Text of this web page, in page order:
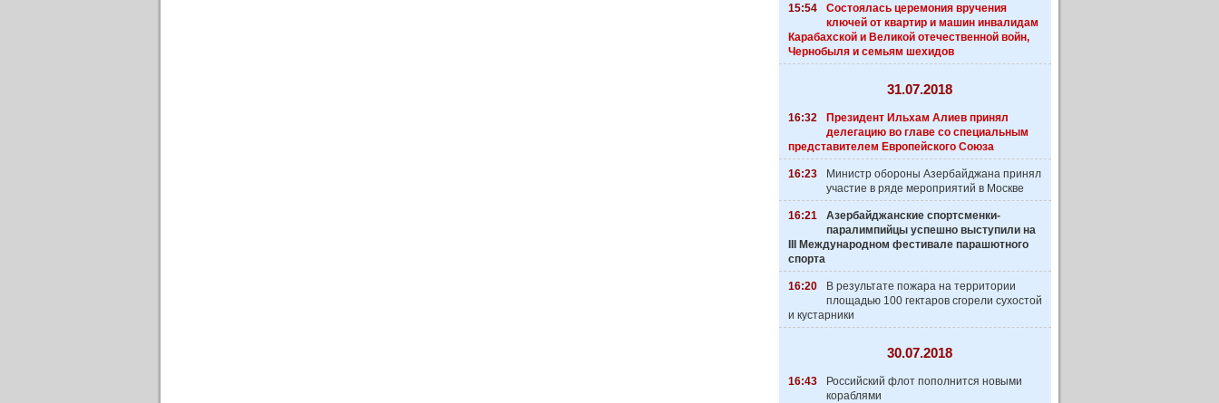
15:54
Состоялась церемония вручения
ключей от квартир и машин инвалидам
Карабахской и Великой отечественной войн,
Чернобыля и семьям шехидов
31.07.2018
16:32
Президент Ильхам Алиев принял
делегацию во главе со специальным
представителем Европейского Союза
16:23
Министр обороны Азербайджана принял
участие в ряде мероприятий в Москве
16:21
Азербайджанские спортсменки-
паралимпийцы успешно выступили на
III Международном фестивале парашютного
спорта
16:20
В результате пожара на территории
площадью 100 гектаров сгорели сухостой
и кустарники
30.07.2018
16:43
Российский флот пополнится новыми
кораблями